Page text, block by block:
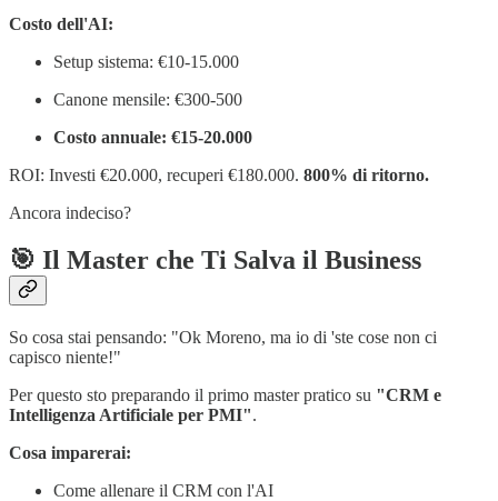
Costo dell'AI:
Setup sistema: €10-15.000
Canone mensile: €300-500
Costo annuale: €15-20.000
ROI: Investi €20.000, recuperi €180.000. 800% di ritorno.
Ancora indeciso?
🎯 Il Master che Ti Salva il Business
So cosa stai pensando: "Ok Moreno, ma io di 'ste cose non ci
capisco niente!"
Per questo sto preparando il primo master pratico su "CRM e
Intelligenza Artificiale per PMI".
Cosa imparerai:
Come allenare il CRM con l'AI